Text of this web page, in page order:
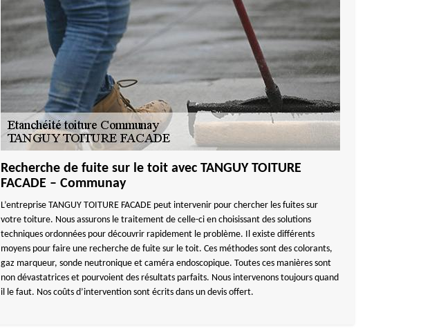
Recherche de fuite sur le toit avec TANGUY TOITURE
FACADE – Communay
L’entreprise TANGUY TOITURE FACADE peut intervenir pour chercher les fuites sur
votre toiture. Nous assurons le traitement de celle-ci en choisissant des solutions
techniques ordonnées pour découvrir rapidement le problème. Il existe différents
moyens pour faire une recherche de fuite sur le toit. Ces méthodes sont des colorants,
gaz marqueur, sonde neutronique et caméra endoscopique. Toutes ces manières sont
non dévastatrices et pourvoient des résultats parfaits. Nous intervenons toujours quand
il le faut. Nos coûts d’intervention sont écrits dans un devis offert.